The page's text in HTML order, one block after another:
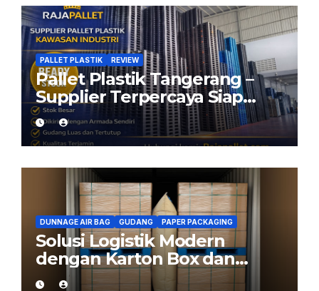
PALLET PLASTIK REVIEW
Pallet Plastik Tangerang –
Supplier Terpercaya Siap
Kirim dari Cikarang
DUNNAGE AIR BAG GUDANG PAPER PACKAGING
Solusi Logistik Modern
dengan Karton Box dan
Dunnage Air Bag